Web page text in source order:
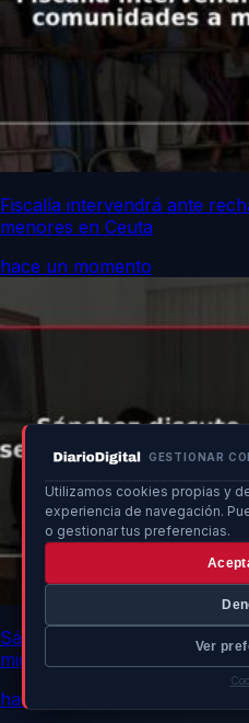
GESTIONAR
Utilizamos cookies propias y
experiencia de navegación.
o gestionar tus preferencias.
Ver
Fiscalía intervendrá ante
menores en Ceuta
hace un momento
Sánchez discute estrategias
migratoria en Ceuta
hace un momento